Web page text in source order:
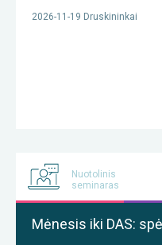
2026-11-19 Druskininkai
Nuotolinis
seminaras
Mėnesis iki DAS: